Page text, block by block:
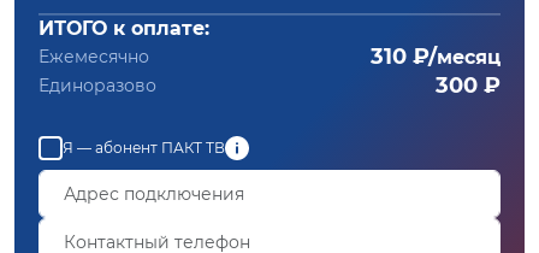
ИТОГО к оплате:
Ежемесячно 310 ₽/месяц
Единоразово 300 ₽
Я — абонент ПАКТ ТВ